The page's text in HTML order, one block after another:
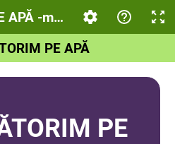
APĂ -mijloace de transport
PE APĂ
PE